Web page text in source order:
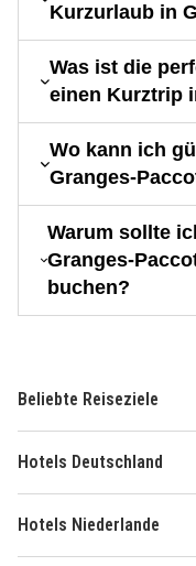
Kurzurlaub in
Was ist die
einen Kurztrip
Wo kann ich
Granges-
Warum sollte
Granges-
buchen?
Beliebte Reiseziele
Hotels Deutschland
Hotels Niederlande